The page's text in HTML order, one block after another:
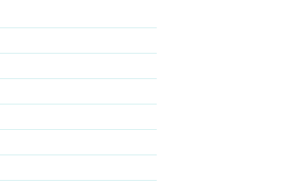
9月 10月 11月